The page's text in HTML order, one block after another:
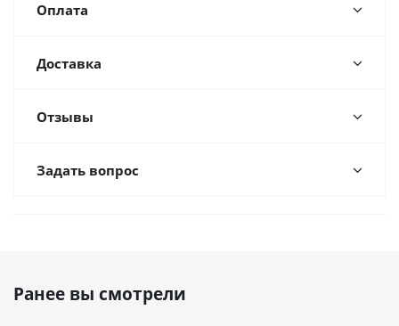
Оплата
Доставка
Отзывы
Задать вопрос
Ранее вы смотрели